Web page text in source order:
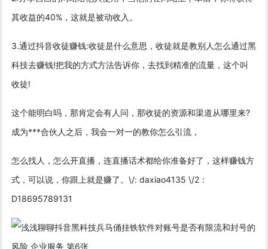
其收益的40%，这就是被动收入。
3.通过抖音收徒赚钱:收徒是什么意思，收徒就是教别人怎么通过黑
科技去赚钱!把我的方式方法告诉你，去找到精准的流量，这个叫
收徒!
这个能明白吗，那肯定会有人问，那收徒的资源和渠道从哪里来?
成为***合伙人之后，我会一对一的教你怎么引流，
怎么找人，怎么开直播，连直播话术都给你准备好了，这样赚钱方
式，可以说，你跟上就是赚了。\/: daxiao4135 \/2：
D18695789131